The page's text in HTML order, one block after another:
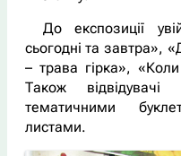
До експозиції
сьогодні та завтра»,
– трава гірка»,
Також
тематичними
листами.